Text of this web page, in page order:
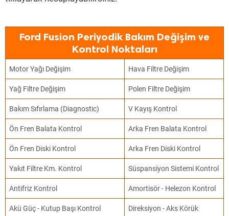
Ford Fusion Periyodik Bakım Değişim ve
Kontrol Noktaları
Motor Yağı Değişim Hava Filtre Değişim
Yağ Filtre Değişim Polen Filtre Değişim
Bakım Sıfırlama (Diagnostic) V Kayış Kontrol
Ön Fren Balata Kontrol Arka Fren Balata Kontrol
Ön Fren Diski Kontrol Arka Fren Diski Kontrol
Yakıt Filtre Km. Kontrol Süspansiyon Sistemi Kontrol
Antifriz Kontrol Amortisör - Helezon Kontrol
Akü Güç - Kutup Başı Kontrol
Direksiyon - Aks Körük